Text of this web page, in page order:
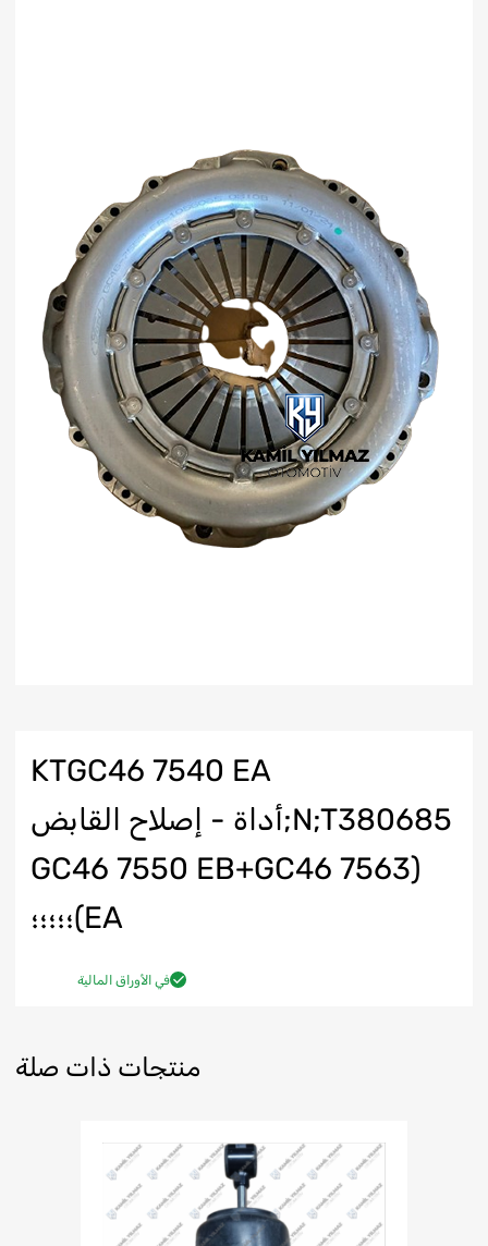
KTGC46 7540 EA
N;T380685;أداة - إصلاح القابض
(GC46 7550 EB+GC46 7563
EA)؛؛؛؛؛
في الأوراق المالية
منتجات ذات صلة